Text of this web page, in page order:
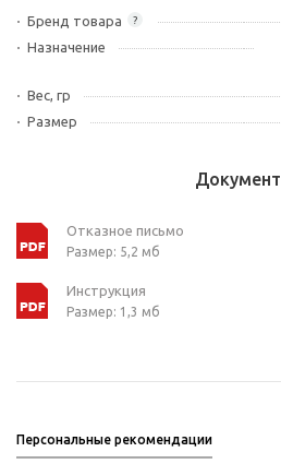
?
Бренд товара
Назначение
Вес, гр
Размер
Отказное письмо
Размер: 5,2 мб
Инструкция
Размер: 1,3 мб
Персональные рекомендации